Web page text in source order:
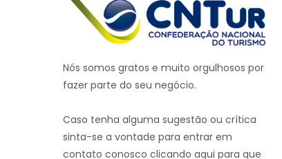
Nós somos gratos e muito orgulhosos por
fazer parte do seu negócio.
Caso tenha alguma sugestão ou crítica
sinta-se a vontade para entrar em
contato conosco clicando aqui para que